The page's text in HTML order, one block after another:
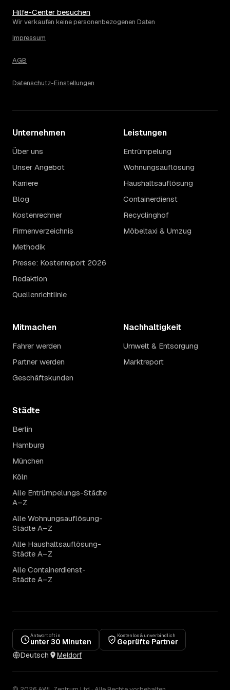
Hilfe-Center besuchen
Wir verkaufen keine personenbezogenen Daten
Impressum
AGB
Datenschutz-Einstellungen
Unternehmen
Über uns
Unser Angebot
Karriere
Blog
Kostenrechner
Firmenverzeichnis
Methodik
Presse: Kostenreport 2026
Redaktion
Quellenrichtlinie
Leistungen
Entrümpelung
Wohnungsauflösung
Haushaltsauflösung
Containerdienst
Recyclinghof
Möbeltaxi & Umzug
Mitmachen
Fahrer werden
Partner werden
Geschäftskunden
Nachhaltigkeit
Umwelt & Entsorgung
Marktreport
Städte
Berlin
Hamburg
München
Köln
Alle Entrümpelungs-Städte
A–Z
Alle Wohnungsauflösung-
Städte A–Z
Alle Haushaltsauflösung-
Städte A–Z
Alle Containerdienst-
Städte A–Z
Antwort oft in
unter 30 Minuten
Kostenlos & unverbindlich
Geprüfte Partner
Deutsch
Meldorf